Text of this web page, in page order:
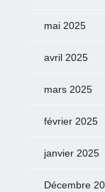
mai 2025
avril 2025
mars 2025
février 2025
janvier 2025
Décembre